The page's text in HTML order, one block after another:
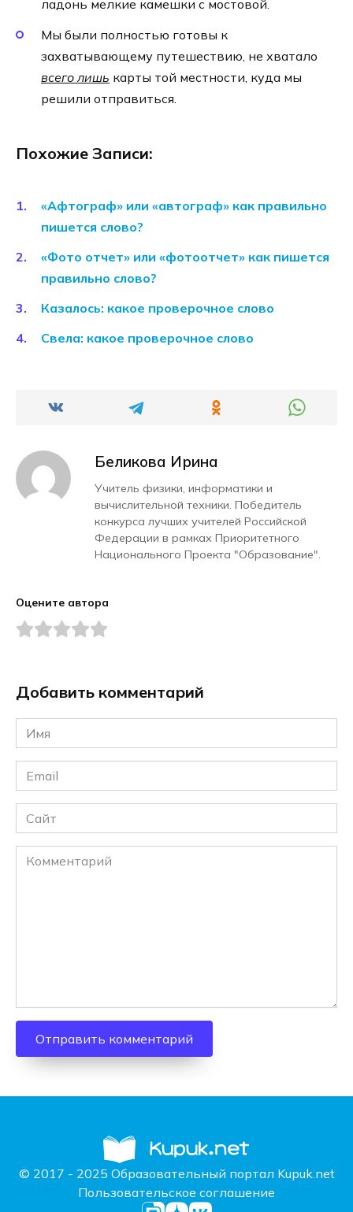
ладонь мелкие камешки с мостовой.
Мы были полностью готовы к
захватывающему путешествию, не хватало
всего лишь карты той местности, куда мы
решили отправиться.
Похожие Записи:
«Афтограф» или «автограф» как правильно
пишется слово?
«Фото отчет» или «фотоотчет» как пишется
правильно слово?
Казалось: какое проверочное слово
Свела: какое проверочное слово
Беликова Ирина
Учитель физики, информатики и
вычислительной техники. Победитель
конкурса лучших учителей Российской
Федерации в рамках Приоритетного
Национального Проекта "Образование".
Оцените автора
Добавить комментарий
Имя
*
Email
*
Сайт
Комментарий
© 2017 - 2025 Образовательный портал Kupuk.net
Пользовательское соглашение